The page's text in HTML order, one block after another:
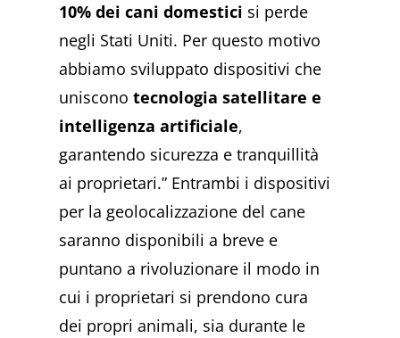
10% dei cani domestici si perde
negli Stati Uniti. Per questo motivo
abbiamo sviluppato dispositivi che
unisconotecnologia satellitare e
intelligenza artificiale,
garantendo sicurezza e tranquillità
ai proprietari.” Entrambi i dispositivi
per la geolocalizzazione del cane
saranno disponibili a breve e
puntano a rivoluzionare il modo in
cui i proprietari si prendono cura
dei propri animali, sia durante le